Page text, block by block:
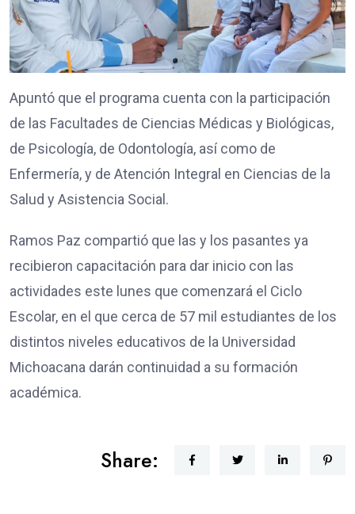
Apuntó que el programa cuenta con la participación
de las Facultades de Ciencias Médicas y Biológicas,
de Psicología, de Odontología, así como de
Enfermería, y de Atención Integral en Ciencias de la
Salud y Asistencia Social.
Ramos Paz compartió que las y los pasantes ya
recibieron capacitación para dar inicio con las
actividades este lunes que comenzará el Ciclo
Escolar, en el que cerca de 57 mil estudiantes de los
distintos niveles educativos de la Universidad
Michoacana darán continuidad a su formación
académica.
Share: